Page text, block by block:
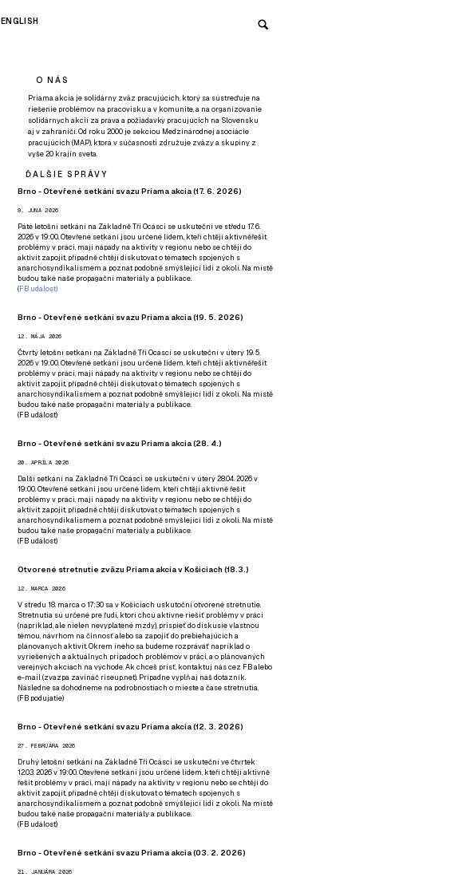
ENGLISH
O NÁS
Priama akcia je solidárny zväz pracujúcich, ktorý sa sústreďuje na
riešenie problémov na pracovisku a v komunite, a na organizovanie
solidárnych akcií za práva a požiadavky pracujúcich na Slovensku
aj v zahraničí. Od roku 2000 je sekciou Medzinárodnej asociácie
pracujúcich (MAP), ktorá v súčasnosti združuje zväzy a skupiny z
vyše 20 krajín sveta.
ĎALŠIE SPRÁVY
Brno - Otevřené setkání svazu Priama akcia (17. 6. 2026)
9. JÚNA 2026
Páté letošní setkání na Základně Tři Ocásci se uskuteční ve středu 17. 6.
2026 v 19:00. Otevřené setkání jsou určené lidem, kteří chtějí aktivněřešit
problémy v práci, mají nápady na aktivity v regionu nebo se chtějí do
aktivit zapojit, případně chtějí diskutovat o tématech spojených s
anarchosyndikalismem a poznat podobně smýšlející lidi z okolí. Na místě
budou také naše propagační materiály a publikace.
(FB událost)
Brno - Otevřené setkání svazu Priama akcia (19. 5. 2026)
12. MÁJA 2026
Čtvrtý letošní setkání na Základně Tři Ocásci se uskuteční v úterý 19. 5.
2026 v 19:00. Otevřené setkání jsou určené lidem, kteří chtějí aktivněřešit
problémy v práci, mají nápady na aktivity v regionu nebo se chtějí do
aktivit zapojit, případně chtějí diskutovat o tématech spojených s
anarchosyndikalismem a poznat podobně smýšlející lidi z okolí. Na místě
budou také naše propagační materiály a publikace.
(FB událost)
Brno - Otevřené setkání svazu Priama akcia (28. 4.)
20. APRÍLA 2026
Další setkání na Základně Tři Ocásci se uskuteční v úterý 28.04. 2026 v
19:00. Otevřené setkání jsou určené lidem, kteří chtějí aktivně řešit
problémy v práci, mají nápady na aktivity v regionu nebo se chtějí do
aktivit zapojit, případně chtějí diskutovat o tématech spojených s
anarchosyndikalismem a poznat podobně smýšlející lidi z okolí. Na místě
budou také naše propagační materiály a publikace.
(FB událost)
Otvorené stretnutie zväzu Priama akcia v Košiciach (18.3.)
12. MARCA 2026
V stredu 18. marca o 17:30 sa v Košiciach uskutoční otvorené stretnutie.
Stretnutia sú určené pre ľudí, ktorí chcú aktívne riešiť problémy v práci
(napríklad, ale nielen nevyplatené mzdy), prispieť do diskusie vlastnou
témou, návrhom na činnosť alebo sa zapojiť do prebiehajúcich a
plánovaných aktivít. Okrem iného sa budeme rozprávať napríklad o
vyriešených a aktuálnych prípadoch problémov v práci, a o plánovaných
verejných akciach na východe. Ak chceš prísť, kontaktuj nás cez FBalebo
e-mail (zvazpa zavináč riseup.net). Prípadnevyplň aj náš dotazník.
Následne sa dohodneme na podrobnostiach o mieste a čase stretnutia.
(FB podujatie)
Brno - Otevřené setkání svazu Priama akcia (12. 3. 2026)
27. FEBRUÁRA 2026
Druhý letošní setkání na Základně Tři Ocásci se uskuteční ve čtvrtek
12.03. 2026 v 19:00. Otevřené setkání jsou určené lidem, kteří chtějí aktivně
řešit problémy v práci, mají nápady na aktivity v regionu nebo se chtějí do
aktivit zapojit, případně chtějí diskutovat o tématech spojených s
anarchosyndikalismem a poznat podobně smýšlející lidi z okolí. Na místě
budou také naše propagační materiály a publikace.
(FB událost)
Brno - Otevřené setkání svazu Priama akcia (03. 2. 2026)
21. JANUÁRA 2026